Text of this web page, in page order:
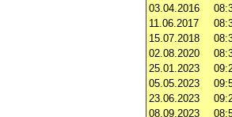
03.04.2016
11.06.2017
15.07.2018
02.08.2020
25.01.2023
05.05.2023
23.06.2023
08.09.2023